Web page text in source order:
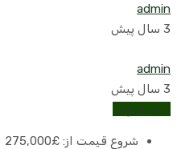
admin
3 سال پیش
admin
3 سال پیش
برای فروش
شروع قیمت از: £275,000